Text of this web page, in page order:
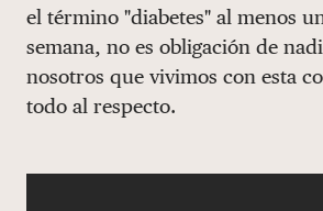
el término "diabetes" al menos
semana, no es obligación de
nosotros que vivimos con esta
todo al respecto.